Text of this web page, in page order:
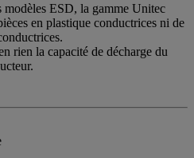
modèles ESD, la gamme Unitec
en plastique conductrices ni de
rien la capacité de décharge du